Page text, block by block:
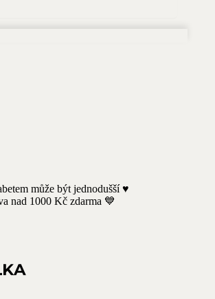
může být jednodušší ♥️
nad 1000 Kč zdarma 💙